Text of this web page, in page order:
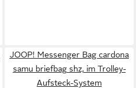
JOOP! Messenger Bag cardona
samu briefbag shz, im Trolley-
Aufsteck-System